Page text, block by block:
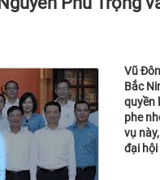
Vũ
Bắc
quyền
phe
vụ
đại